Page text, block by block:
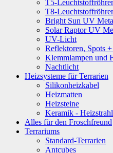
T5-
T8-
Bright Sun UV
Solar Raptor UV
UV-Licht
Reflektoren, Spots +
Klemmlampen und
Nachtlicht
Heizsysteme für Terrarien
Silikonheizkabel
Heizmatten
Heizsteine
Keramik -
Alles für den Froschfreund
Terrariums
Standard-Terrarien
Antcubes